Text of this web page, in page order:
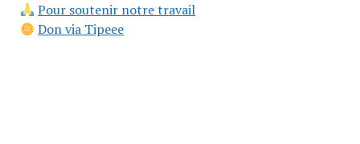
Pour soutenir notre travail
Don via Tipeee